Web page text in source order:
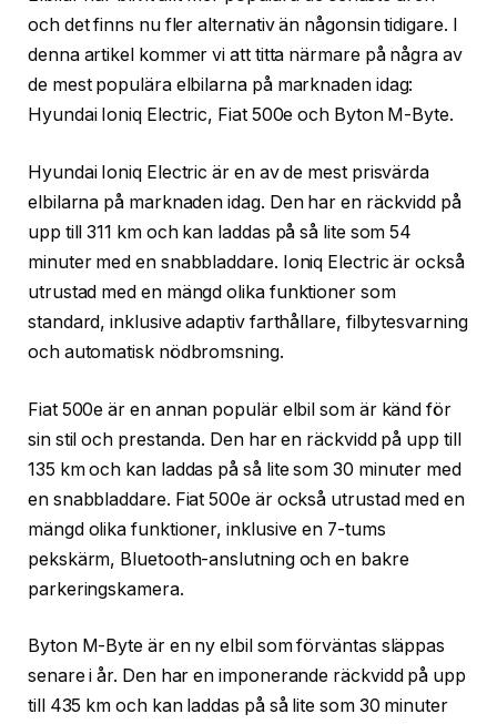
och det finns nu fler alternativ än någonsin tidigare. I
denna artikel kommer vi att titta närmare på några av
de mest populära elbilarna på marknaden idag:
Hyundai Ioniq Electric, Fiat 500e och Byton M-Byte.
Hyundai Ioniq Electric är en av de mest prisvärda
elbilarna på marknaden idag. Den har en räckvidd på
upp till 311 km och kan laddas på så lite som 54
minuter med en snabbladdare. Ioniq Electric är också
utrustad med en mängd olika funktioner som
standard, inklusive adaptiv farthållare, filbytesvarning
och automatisk nödbromsning.
Fiat 500e är en annan populär elbil som är känd för
sin stil och prestanda. Den har en räckvidd på upp till
135 km och kan laddas på så lite som 30 minuter med
en snabbladdare. Fiat 500e är också utrustad med en
mängd olika funktioner, inklusive en 7-tums
pekskärm, Bluetooth-anslutning och en bakre
parkeringskamera.
Byton M-Byte är en ny elbil som förväntas släppas
senare i år. Den har en imponerande räckvidd på upp
till 435 km och kan laddas på så lite som 30 minuter